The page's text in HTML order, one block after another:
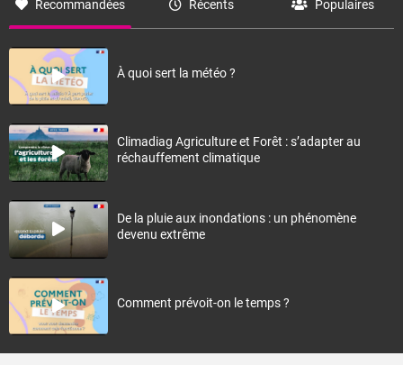
Recommandées Récents Populaires
À quoi sert la météo ?
Climadiag Agriculture et Forêt : s’adapter au
réchauffement climatique
De la pluie aux inondations : un phénomène
devenu extrême
Comment prévoit-on le temps ?